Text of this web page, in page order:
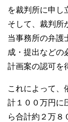
を裁判所に申し
そして、裁判所
当事務所の弁護
成・提出などの
計画案の認可を
これによって、
計１００万円に
ら合計約２万８